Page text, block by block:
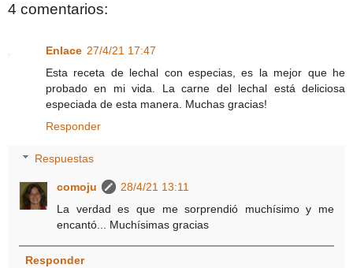
4 comentarios:
Enlace 27/4/21 17:47
Esta receta de lechal con especias, es la mejor que he
probado en mi vida. La carne del lechal está deliciosa
especiada de esta manera. Muchas gracias!
Responder
Respuestas
comoju
28/4/21 13:11
La verdad es que me sorprendió muchísimo y me
encantó... Muchísimas gracias
Responder